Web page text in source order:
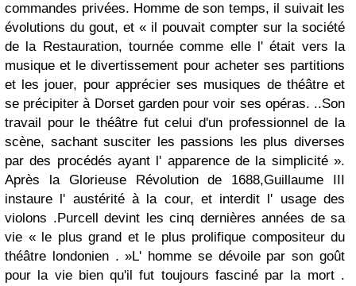
commandes privées. Homme de son temps, il suivait les
évolutions du gout, et « il pouvait compter sur la société
de la Restauration, tournée comme elle l' était vers la
musique et le divertissement pour acheter ses partitions
et les jouer, pour apprécier ses musiques de théâtre et
se précipiter à Dorset garden pour voir ses opéras. ..Son
travail pour le théâtre fut celui d'un professionnel de la
scène, sachant susciter les passions les plus diverses
par des procédés ayant l' apparence de la simplicité ».
Après la Glorieuse Révolution de 1688,Guillaume III
instaure l' austérité à la cour, et interdit l' usage des
violons .Purcell devint les cinq dernières années de sa
vie « le plus grand et le plus prolifique compositeur du
théâtre londonien . »L' homme se dévoile par son goût
pour la vie bien qu'il fut toujours fasciné par la mort .